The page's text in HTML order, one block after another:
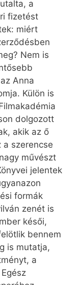
a
fizetést
miért
Nem is
Anna
Külön is
dolgozott
akik az ő
szerencse
művészt
jelentek
formák
zenét is
késői,
bennem
is mutatja,
a